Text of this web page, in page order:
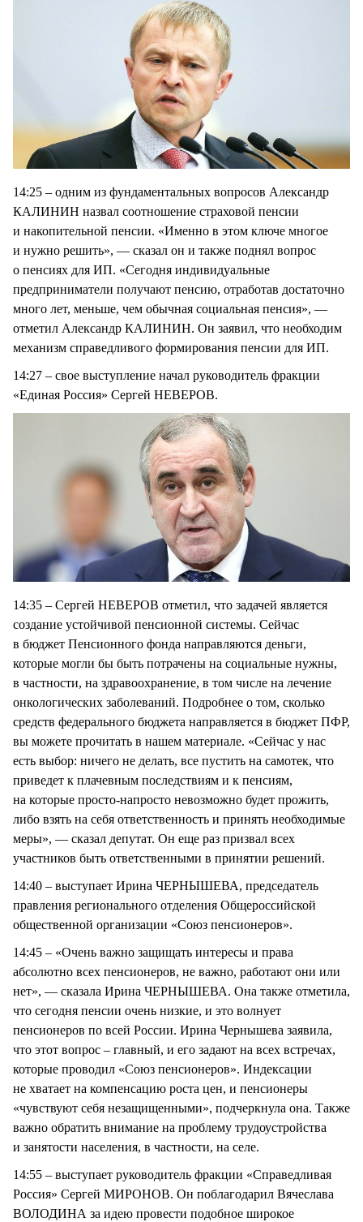
14:25 – одним из фундаментальных вопросов Александр
КАЛИНИН назвал соотношение страховой пенсии
и накопительной пенсии. «Именно в этом ключе многое
и нужно решить», — сказал он и также поднял вопрос
о пенсиях для ИП. «Сегодня индивидуальные
предприниматели получают пенсию, отработав достаточно
много лет, меньше, чем обычная социальная пенсия», —
отметил Александр КАЛИНИН. Он заявил, что необходим
механизм справедливого формирования пенсии для ИП.
14:27 – свое выступление начал руководитель фракции
«Единая Россия» Сергей НЕВЕРОВ.
14:35 – Сергей НЕВЕРОВ отметил, что задачей является
создание устойчивой пенсионной системы. Сейчас
в бюджет Пенсионного фонда направляются деньги,
которые могли бы быть потрачены на социальные нужны,
в частности, на здравоохранение, в том числе на лечение
онкологических заболеваний. Подробнее о том, сколько
средств федерального бюджета направляется в бюджет ПФР,
вы можете прочитать в нашем материале. «Сейчас у нас
есть выбор: ничего не делать, все пустить на самотек, что
приведет к плачевным последствиям и к пенсиям,
на которые просто-напросто невозможно будет прожить,
либо взять на себя ответственность и принять необходимые
меры», — сказал депутат. Он еще раз призвал всех
участников быть ответственными в принятии решений.
14:40 – выступает Ирина ЧЕРНЫШЕВА, председатель
правления регионального отделения Общероссийской
общественной организации «Союз пенсионеров».
14:45 – «Очень важно защищать интересы и права
абсолютно всех пенсионеров, не важно, работают они или
нет», — сказала Ирина ЧЕРНЫШЕВА. Она также отметила,
что сегодня пенсии очень низкие, и это волнует
пенсионеров по всей России. Ирина Чернышева заявила,
что этот вопрос – главный, и его задают на всех встречах,
которые проводил «Союз пенсионеров». Индексации
не хватает на компенсацию роста цен, и пенсионеры
«чувствуют себя незащищенными», подчеркнула она. Также
важно обратить внимание на проблему трудоустройства
и занятости населения, в частности, на селе.
14:55 – выступает руководитель фракции «Справедливая
Россия» Сергей МИРОНОВ. Он поблагодарил Вячеслава
ВОЛОДИНА за идею провести подобное широкое